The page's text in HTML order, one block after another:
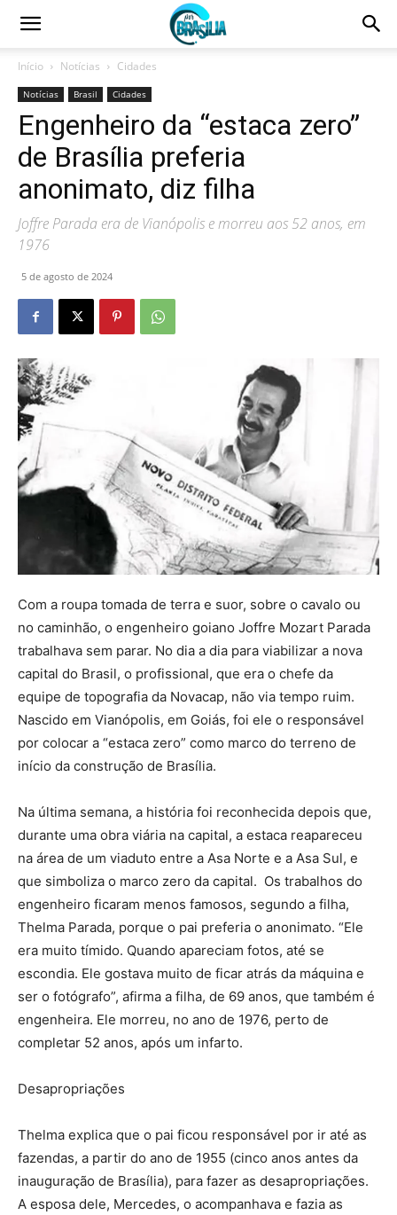
Início Notícias Cidades
Notícias Brasil Cidades
Engenheiro da “estaca zero”
de Brasília preferia
anonimato, diz filha
Joffre Parada era de Vianópolis e morreu aos 52 anos, em
1976
5 de agosto de 2024
Com a roupa tomada de terra e suor, sobre o cavalo ou
no caminhão, o engenheiro goiano Joffre Mozart Parada
trabalhava sem parar. No dia a dia para viabilizar a nova
capital do Brasil, o profissional, que era o chefe da
equipe de topografia da Novacap, não via tempo ruim.
Nascido em Vianópolis, em Goiás, foi ele o responsável
por colocar a “estaca zero” como marco do terreno de
início da construção de Brasília.
Na última semana, a história foi reconhecida depois que,
durante uma obra viária na capital, a estaca reapareceu
na área de um viaduto entre a Asa Norte e a Asa Sul, e
que simboliza o marco zero da capital. Os trabalhos do
engenheiro ficaram menos famosos, segundo a filha,
Thelma Parada, porque o pai preferia o anonimato. “Ele
era muito tímido. Quando apareciam fotos, até se
escondia. Ele gostava muito de ficar atrás da máquina e
ser o fotógrafo”, afirma a filha, de 69 anos, que também é
engenheira. Ele morreu, no ano de 1976, perto de
completar 52 anos, após um infarto.
Desapropriações
Thelma explica que o pai ficou responsável por ir até as
fazendas, a partir do ano de 1955 (cinco anos antes da
inauguração de Brasília), para fazer as desapropriações.
A esposa dele, Mercedes, o acompanhava e fazia as